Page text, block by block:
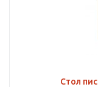
Стол